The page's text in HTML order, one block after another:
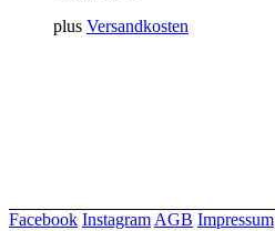
plus Versandkosten
Facebook InstagramAGB Impressum